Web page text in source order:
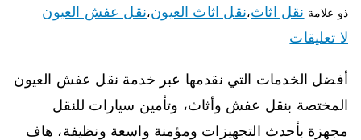
ذو علامة نقل اثاث،نقل اثاث العيون،نقل عفش العيون
لا تعليقات
أفضل الخدمات التي نقدمها عبر خدمة نقل عفش العيون
المختصة بنقل عفش وأثاث، وتأمين سيارات للنقل
مجهزة بأحدث التجهيزات ومؤمنة واسعة ونظيفة، هاف